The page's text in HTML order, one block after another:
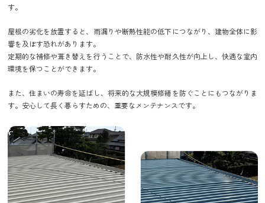
す。
屋根の劣化を放置すると、雨漏りや断熱性能の低下につながり、建物全体に影
響を及ぼす恐れがあります。
定期的な補修や葺き替えを行うことで、防水性や耐久性が向上し、快適な室内
環境を保つことができます。
また、住まいの寿命を延ばし、将来的な大規模修繕を防ぐことにもつながりま
す。安心して長く暮らすための、重要なメンテナンスです。